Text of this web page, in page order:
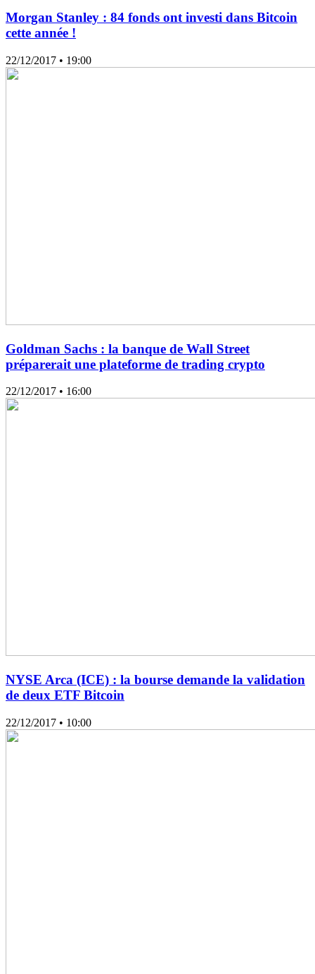
Morgan Stanley : 84 fonds ont investi dans Bitcoin
cette année !
22/12/2017 • 19:00
Goldman Sachs : la banque de Wall Street
préparerait une plateforme de trading crypto
22/12/2017 • 16:00
NYSE Arca (ICE) : la bourse demande la validation
de deux ETF Bitcoin
22/12/2017 • 10:00